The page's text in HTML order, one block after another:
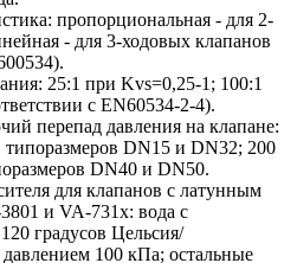
пропорциональная - для 2-
- для 3-ходовых клапанов
25:1 при Kvs=0,25-1; 100:1
с EN60534-2-4).
перепад давления на клапане:
типоразмеров DN15 и DN32; 200
DN40 и DN50.
для клапанов с латунным
и VA-731x: вода с
градусов Цельсия/
100 кПа; остальные